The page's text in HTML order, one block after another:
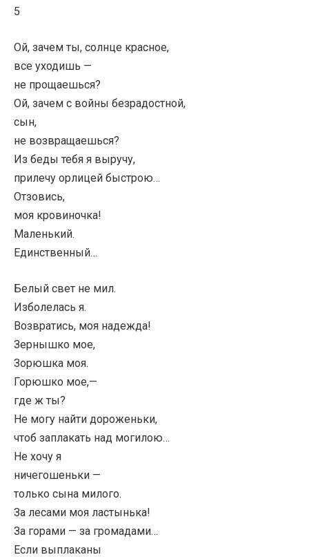
5
Ой, зачем ты, солнце красное,
все уходишь —
не прощаешься?
Ой, зачем с войны безрадостной,
сын,
не возвращаешься?
Из беды тебя я выручу,
прилечу орлицей быстрою…
Отзовись,
моя кровиночка!
Маленький.
Единственный…
Белый свет не мил.
Изболелась я.
Возвратись, моя надежда!
Зернышко мое,
Зорюшка моя.
Горюшко мое,—
где ж ты?
Не могу найти дороженьки,
чтоб заплакать над могилою…
Не хочу я
ничегошеньки —
только сына милого.
За лесами моя ластынька!
За горами — за громадами…
Если выплаканы